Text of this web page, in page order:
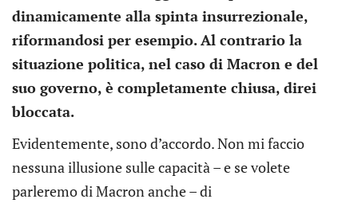
dinamicamente alla spinta insurrezionale,
riformandosi per esempio. Al contrario la
situazione politica, nel caso di Macron e del
suo governo, è completamente chiusa, direi
bloccata.
Evidentemente, sono d’accordo. Non mi faccio
nessuna illusione sulle capacità – e se volete
parleremo di Macron anche – di